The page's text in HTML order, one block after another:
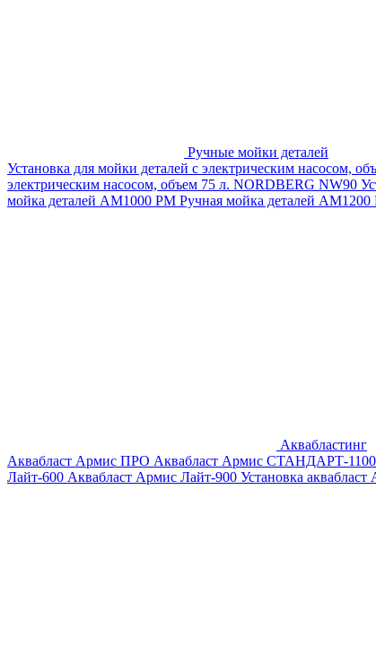
Ручные мойки деталей
Установка для мойки деталей с электрическим насосом,
электрическим насосом, объем 75 л. NORDBERG NW90
мойка деталей АМ1000 РМ Ручная мойка деталей
Аквабластинг
Аквабласт Армис ПРО Аквабласт Армис СТАНДАРТ-1100
Лайт-600 Аквабласт Армис Лайт-900 Установка